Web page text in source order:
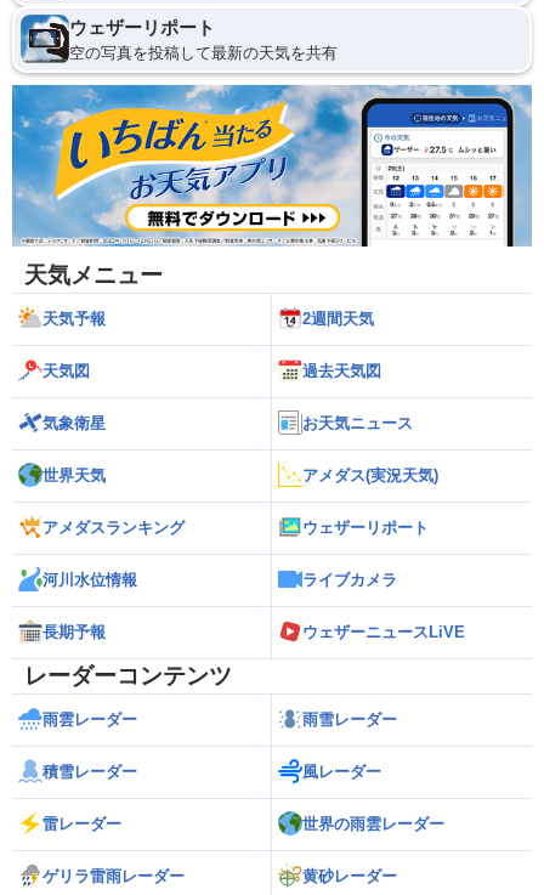
ウェザーリポート
空の写真を投稿して最新の天気を共有
天気メニュー
天気予報 2週間天気
天気図 過去天気図
気象衛星 お天気ニュース
世界天気 アメダス(実況天気)
アメダスランキング ウェザーリポート
河川水位情報 ライブカメラ
長期予報 ウェザーニュースLiVE
レーダーコンテンツ
雨雲レーダー 雨雪レーダー
積雪レーダー 風レーダー
雷レーダー 世界の雨雲レーダー
ゲリラ雷雨レーダー 黄砂レーダー